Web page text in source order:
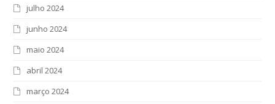
julho 2024
junho 2024
maio 2024
abril 2024
março 2024